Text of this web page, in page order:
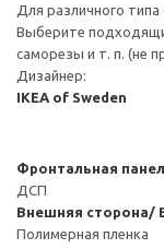
Для различного
Выберите
саморезы и т. п. (не
Дизайнер:
IKEA of Sweden
Фронтальная
ДСП
Внешняя сторона/
Полимерная пленка